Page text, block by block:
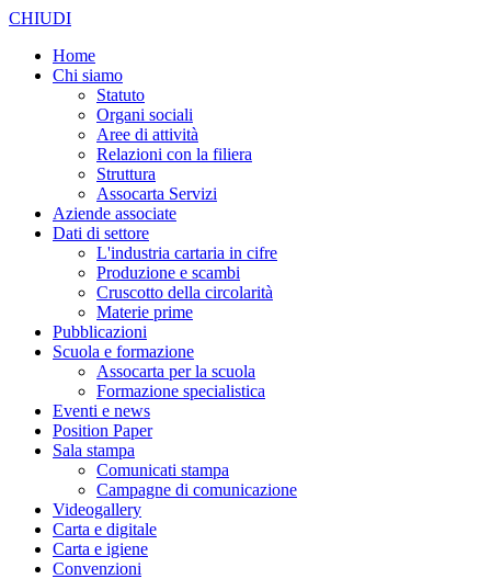
CHIUDI
Home
Chi siamo
Statuto
Organi sociali
Aree di attività
Relazioni con la filiera
Struttura
Assocarta Servizi
Aziende associate
Dati di settore
L'industria cartaria in cifre
Produzione e scambi
Cruscotto della circolarità
Materie prime
Pubblicazioni
Scuola e formazione
Assocarta per la scuola
Formazione specialistica
Eventi e news
Position Paper
Sala stampa
Comunicati stampa
Campagne di comunicazione
Videogallery
Carta e digitale
Carta e igiene
Convenzioni